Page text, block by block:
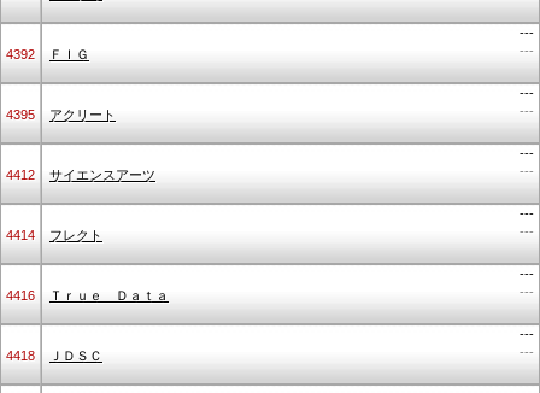
4392 ＦＩＧ
---
---
4395 アクリート
---
---
4412 サイエンスアーツ
---
---
4414 フレクト
---
---
4416 Ｔｒｕｅ Ｄａｔａ
---
---
4418 ＪＤＳＣ
---
---